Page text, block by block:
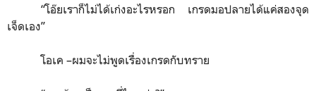
“โอ๊ยเราก็ไม่ได้เก่งอะไรหรอก เกรดมอปลายได้แค่สองจุด
เจ็ดเอง”
โอเค –ผมจะไม่พูดเรื่องเกรดกับทราย